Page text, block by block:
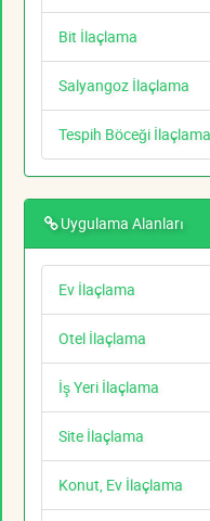
Bit İlaçlama
Salyangoz İlaçlama
Tespih Böceği İlaçlama
Uygulama Alanları
Ev İlaçlama
Otel İlaçlama
İş Yeri İlaçlama
Site İlaçlama
Konut, Ev İlaçlama